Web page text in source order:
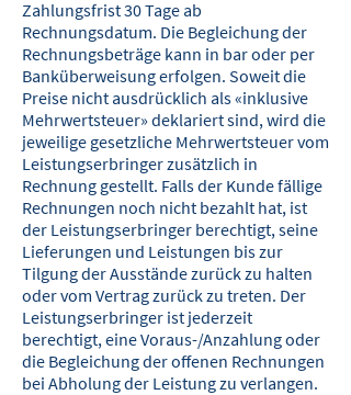
Zahlungsfrist 30 Tage ab
Rechnungsdatum. Die Begleichung der
Rechnungsbeträge kann in bar oder per
Banküber­weisung erfolgen. Soweit die
Preise nicht ausdrücklich als «inklusive
Mehrwert­steuer» deklariert sind, wird die
jeweilige gesetzliche Mehrwertsteuer vom
Leis­tungserbringer zusätzlich in
Rechnung gestellt. Falls der Kunde fällige
Rechnungen noch nicht bezahlt hat, ist
der Leistungserbringer berechtigt, seine
Lieferungen und Leistungen bis zur
Tilgung der Ausstände zurück zu halten
oder vom Vertrag zurück zu treten. Der
Leistungserbringer ist jederzeit
berechtigt, eine Voraus-/Anzahlung oder
die Begleichung der offenen Rechnungen
bei Abholung der Leistung zu verlangen.